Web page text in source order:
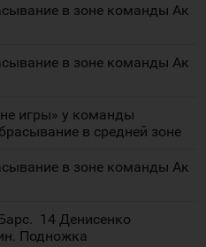
в зоне команды Ак
в зоне команды Ак
игры» у команды
в средней зоне
в зоне команды Ак
14 Денисенко
Подножка